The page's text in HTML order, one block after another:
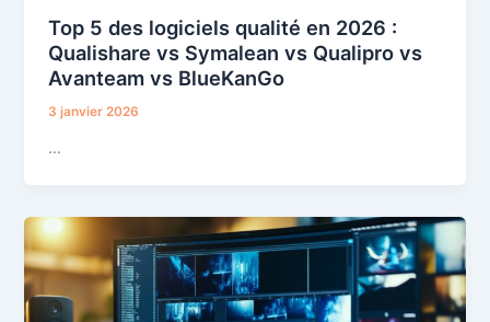
Top 5 des logiciels qualité en 2026 :
Qualishare vs Symalean vs Qualipro vs
Avanteam vs BlueKanGo
3 janvier 2026
…